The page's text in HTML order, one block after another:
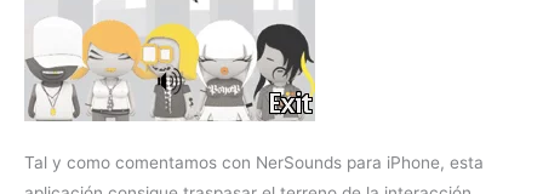
Tal y como comentamos con NerSounds para iPhone, esta